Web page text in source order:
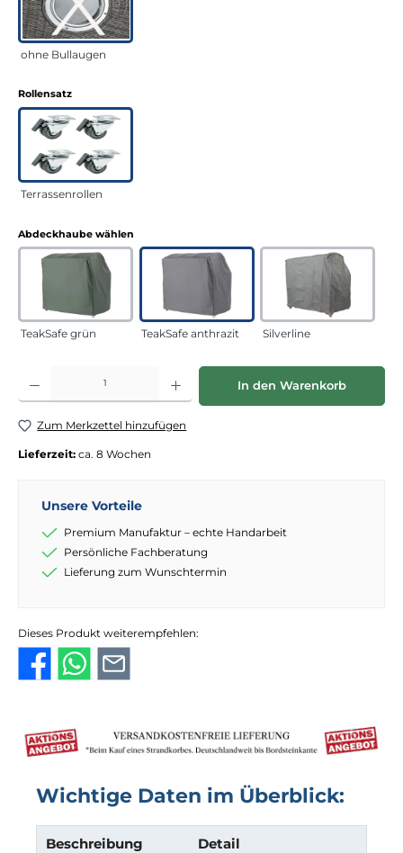
ohne Bullaugen
Rollensatzauswählen
Terrassenrollen
Abdeckhaube wählen
TeakSafe grün TeakSafe anthrazit Silverline
Produkt Anzahl: Gib den gewünschten Wert ein oder benutze die
In den Warenkorb
Zum Merkzettel hinzufügen
Lieferzeit: ca. 8 Wochen
Unsere Vorteile
Premium Manufaktur – echte Handarbeit
Persönliche Fachberatung
Lieferung zum Wunschtermin
Dieses Produkt weiterempfehlen:
Wichtige Daten im Überblick:
Beschreibung
Detail